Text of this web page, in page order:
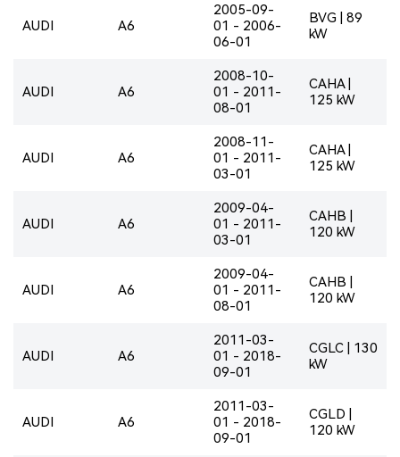
AUDI A6
2005-09-
01 - 2006-
06-01
BVG | 89
kW
AUDI A6
2008-10-
01 - 2011-
08-01
CAHA |
125 kW
AUDI A6
2008-11-
01 - 2011-
03-01
CAHA |
125 kW
AUDI A6
2009-04-
01 - 2011-
03-01
CAHB |
120 kW
AUDI A6
2009-04-
01 - 2011-
08-01
CAHB |
120 kW
AUDI A6
2011-03-
01 - 2018-
09-01
CGLC | 130
kW
AUDI A6
2011-03-
01 - 2018-
09-01
CGLD |
120 kW